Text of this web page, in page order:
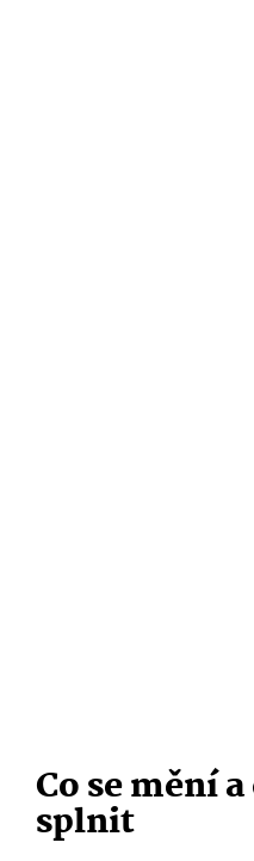
Co se mění
splnit